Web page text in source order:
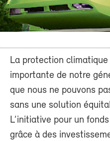
La protection
importante de notre
que nous ne pouvons
sans une solution
L’initiative pour un
grâce à des